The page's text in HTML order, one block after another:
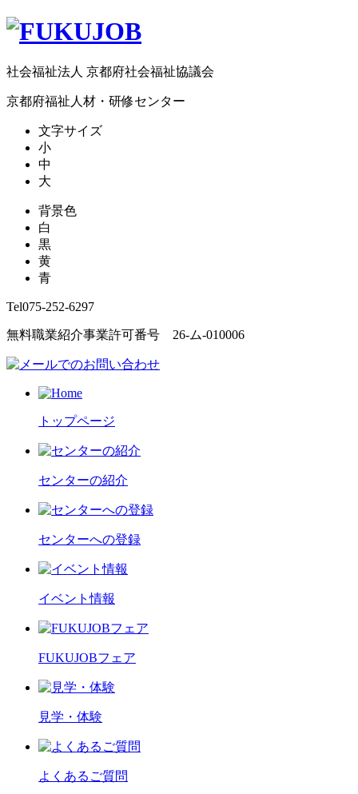
社会福祉法人 京都府社会福祉協議会
京都府福祉人材・研修センター
文字サイズ
小
中
大
背景色
白
黒
黄
青
Tel075-252-6297
無料職業紹介事業許可番号 26-ム-010006
トップページ
センターの紹介
センターへの登録
イベント情報
FUKUJOBフェア
見学・体験
よくあるご質問